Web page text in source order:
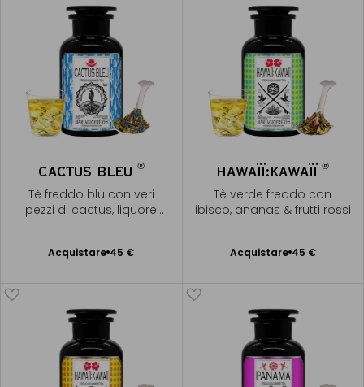
CACTUS BLEU ®
Tè freddo blu con veri
pezzi di cactus, liquore
Acquistare 45 €
Aggiungere
HAWAÏÏ:KAWAÏÏ®
Tè verde freddo con
ibisco, ananas & frutti rossi
Acquistare 45 €
Aggiungere